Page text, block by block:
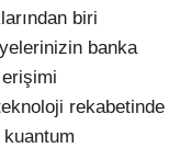
biri
banka
rekabetinde